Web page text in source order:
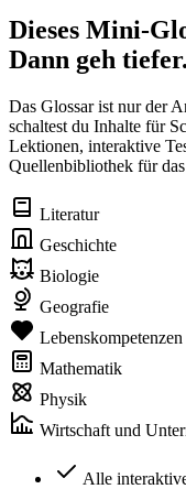
Dieses Mini-
Dann geh tiefer.
Das Glossar ist nur der
schaltest du Inhalte für
Lektionen, interaktive
Quellenbibliothek für
Literatur
Geschichte
Biologie
Geografie
Lebenskompetenzen
Mathematik
Physik
Wirtschaft und
Alle